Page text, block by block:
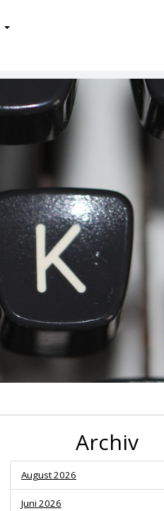
Archiv
August 2026
Juni 2026